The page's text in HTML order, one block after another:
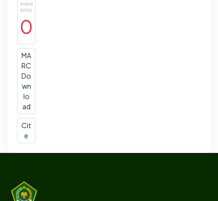
Availa
bility
0
MA
RC
Do
wn
lo
ad
Cit
e